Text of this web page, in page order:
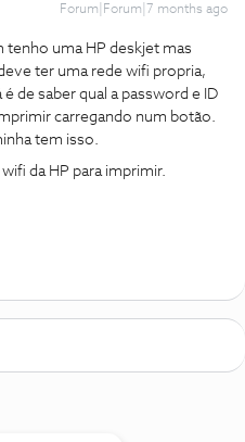
Forum|Forum|7 months ago
tenho uma HP deskjet mas
ter uma rede wifi propria,
de saber qual a password e ID
carregando num botão.
tem isso.
da HP para imprimir.